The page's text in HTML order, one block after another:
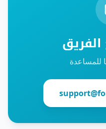
للمساعدة